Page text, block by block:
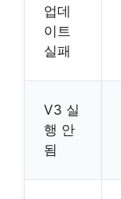
업데
이트
실패
V3 실
행 안
됨